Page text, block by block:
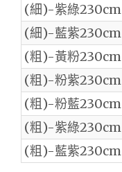
(細)-紫綠230cm
(細)-藍紫230cm
(粗)-黃粉230cm
(粗)-粉紫230cm
(粗)-粉藍230cm
(粗)-紫綠230cm
(粗)-藍紫230cm